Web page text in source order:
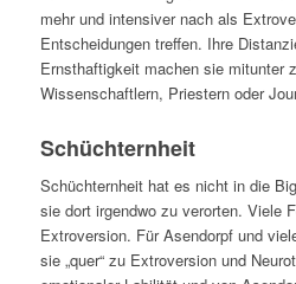
mehr und intensiver nach als
Entscheidungen treffen. Ihre
Ernsthaftigkeit machen sie mitunter
Wissenschaftlern, Priestern oder
Schüchternheit
Schüchternheit hat es nicht in die
sie dort irgendwo zu verorten. Viele
Extroversion. Für Asendorpf und
sie „quer“ zu Extroversion und